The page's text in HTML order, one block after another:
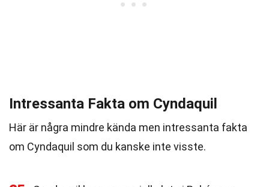
Intressanta Fakta om Cyndaquil
Här är några mindre kända men intressanta fakta
om Cyndaquil som du kanske inte visste.